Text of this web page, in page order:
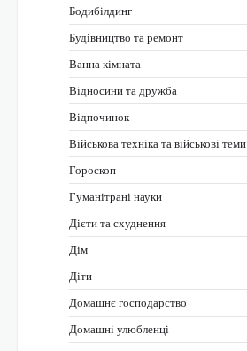
Бодибілдинг
Будівництво та ремонт
Ванна кімната
Відносини та дружба
Відпочинок
Військова техніка та військові теми
Гороскоп
Гуманітрані науки
Дієти та схуднення
Дім
Діти
Домашнє господарство
Домашні улюбленці